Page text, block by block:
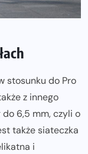
stosunku do Pro
z innego
6,5 mm, czyli o
także siateczka
i